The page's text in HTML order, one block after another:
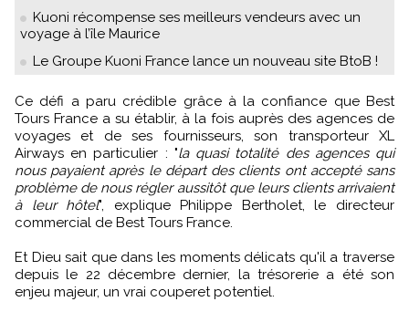
Kuoni récompense ses meilleurs vendeurs avec un
voyage à l’île Maurice
Le Groupe Kuoni France lance un nouveau site BtoB !
Ce défi a paru crédible grâce à la confiance que Best
Tours France a su établir, à la fois auprès des agences de
voyages et de ses fournisseurs, son transporteur XL
Airways en particulier : "la quasi totalité des agences qui
nous payaient après le départ des clients ont accepté sans
problème de nous régler aussitôt que leurs clients arrivaient
à leur hôtel", explique Philippe Bertholet, le directeur
commercial de Best Tours France.
Et Dieu sait que dans les moments délicats qu'il a traverse
depuis le 22 décembre dernier, la trésorerie a été son
enjeu majeur, un vrai couperet potentiel.